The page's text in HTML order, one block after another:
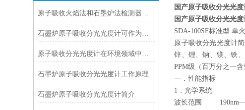
原子吸收火焰法和石墨炉法检测器的选择方法
石墨炉原子吸收分光光度计可作为物理化学中的一种实验手段
原子吸收分光光度计在环境领域中的应用
石墨炉原子吸收分光光度计工作原理
石墨炉原子吸收分光光度计简介
国产原子吸收分光光
国产原子吸收分光光
SDA-100SF标准型 单
原子吸收分光光度计
锌、锂、钠、镁、铁
PPM级（百万分之一含
一．性能指标
1．光学系统
波长范围